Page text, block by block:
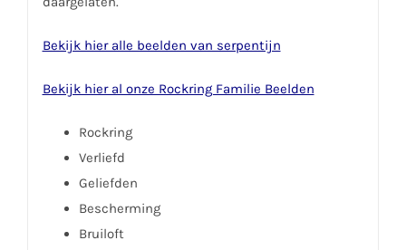
Bekijk hier alle beelden van serpentijn
Bekijk hier al onze Rockring Familie Beelden
Rockring
Verliefd
Geliefden
Bescherming
Bruiloft